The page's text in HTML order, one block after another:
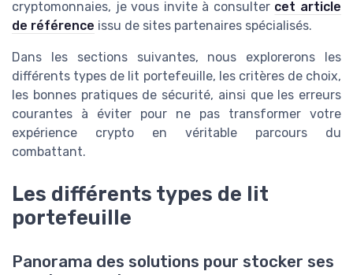
cryptomonnaies, je vous invite à consulter cet article
de référence issu de sites partenaires spécialisés.
Dans les sections suivantes, nous explorerons les
différents types de lit portefeuille, les critères de choix,
les bonnes pratiques de sécurité, ainsi que les erreurs
courantes à éviter pour ne pas transformer votre
expérience crypto en véritable parcours du
combattant.
Les différents types de lit
portefeuille
Panorama des solutions pour stocker ses